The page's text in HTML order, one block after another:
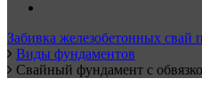
Забивка железобетонных свай
Виды фундаментов
Свайный фундамент с